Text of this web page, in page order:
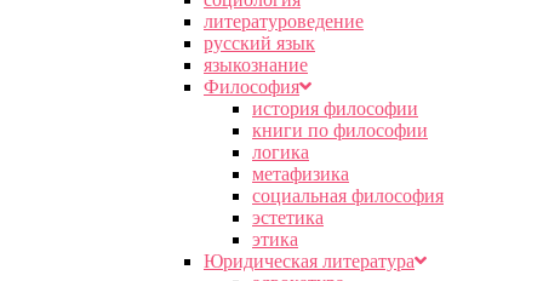
литературоведение
русский язык
языкознание
Философия
история философии
книги по философии
логика
метафизика
социальная философия
эстетика
этика
Юридическая литература